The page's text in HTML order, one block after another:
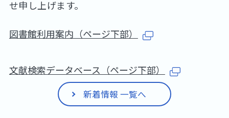
せ申し上げます。
図書館利用案内（ページ下部）
文献検索データベース（ページ下部）
新着情報 一覧へ